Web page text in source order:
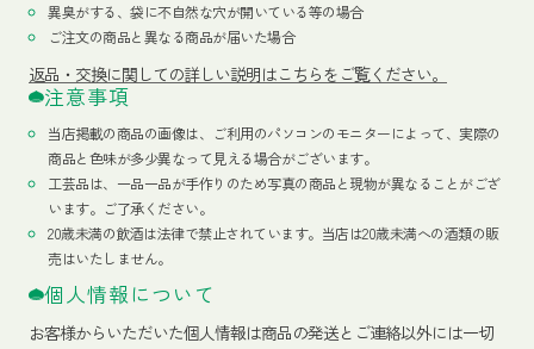
異臭がする、袋に不自然な穴が開いている等の場合
ご注文の商品と異なる商品が届いた場合
返品・交換に関しての詳しい説明はこちらをご覧ください。
注意事項
当店掲載の商品の画像は、ご利用のパソコンのモニターによって、実際の
商品と色味が多少異なって見える場合がございます。
工芸品は、一品一品が手作りのため写真の商品と現物が異なることがござ
います。ご了承ください。
20歳未満の飲酒は法律で禁止されています。当店は20歳未満への酒類の販
売はいたしません。
個人情報について
お客様からいただいた個人情報は商品の発送とご連絡以外には一切